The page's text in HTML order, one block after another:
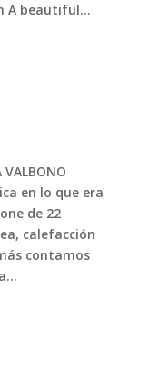
A beautiful...
VALBONO
en lo que era
de 22
calefacción
contamos